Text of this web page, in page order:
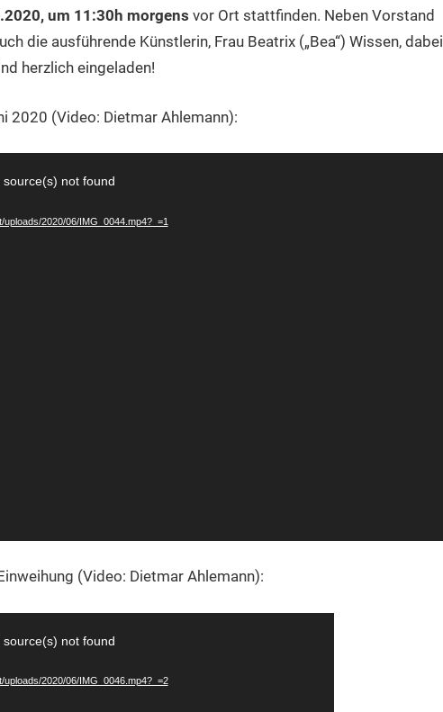
um 11:30h morgens vor Ort stattfinden. Neben Vorstand
die ausführende Künstlerin, Frau Beatrix („Bea“) Wissen, dabei
herzlich eingeladen!
2020 (Video: Dietmar Ahlemann):
not found
2020/06/IMG_0044.mp4?_=1
(Video: Dietmar Ahlemann):
not found
2020/06/IMG_0046.mp4?_=2